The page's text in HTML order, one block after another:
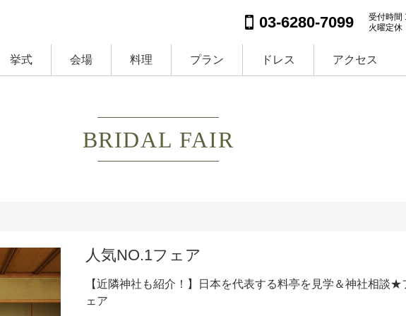
03-6280-7099
受付時間
火曜定休
挙式 会場 料理 プラン ドレス アクセス
BRIDAL FAIR
人気NO.1フェア
【近隣神社も紹介！】日本を代表する料亭を見学＆神社相談★
ェア